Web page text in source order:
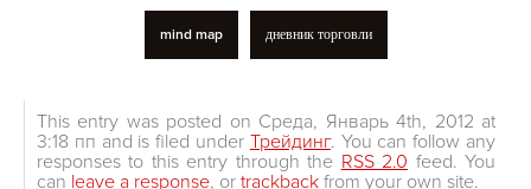
mind map дневник торговли
This entry was posted on Среда, Январь 4th, 2012 at
3:18 пп and is filed under Трейдинг. You can follow any
responses to this entry through the RSS 2.0 feed. You
can leave a response, or trackback from your own site.